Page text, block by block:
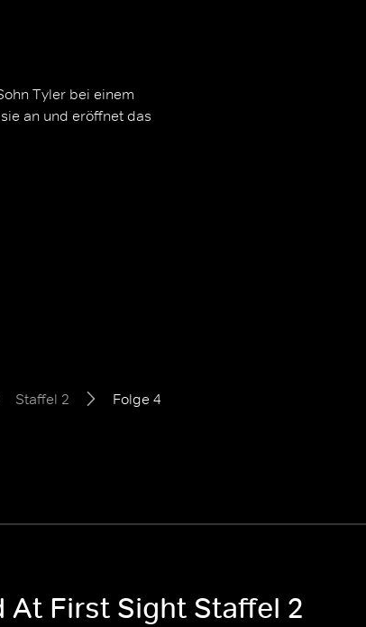
Tyler bei einem
an und eröffnet das
Staffel 2 Folge 4
At First Sight Staffel 2